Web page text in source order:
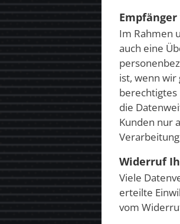
Im Rahmen
auch eine
ist, wenn wir
berechtigtes
die
Kunden nur
Widerruf
Viele
erteilte
vom